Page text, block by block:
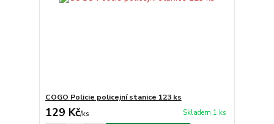
COGO Policie policejní stanice 123 ks
129 Kč/ks Skladem 1 ks